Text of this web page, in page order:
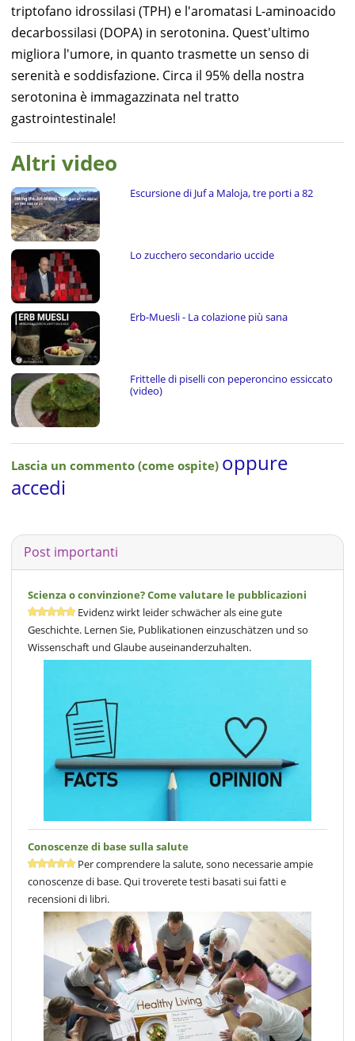
triptofano idrossilasi (TPH) e l'aromatasi L-aminoacido
decarbossilasi (DOPA) in serotonina. Quest'ultimo
migliora l'umore, in quanto trasmette un senso di
serenità e soddisfazione. Circa il 95% della nostra
serotonina è immagazzinata nel tratto
gastrointestinale!
Altri video
Escursione di Juf a Maloja, tre porti a 82
Lo zucchero secondario uccide
Erb-Muesli - La colazione più sana
Frittelle di piselli con peperoncino essiccato
(video)
Lascia un commento (come ospite) oppure
accedi
Post importanti
Scienza o convinzione? Come valutare le pubblicazioni
Evidenz wirkt leider schwächer als eine gute
Geschichte. Lernen Sie, Publikationen einzuschätzen und so
Wissenschaft und Glaube auseinanderzuhalten.
Conoscenze di base sulla salute
Per comprendere la salute, sono necessarie ampie
conoscenze di base. Qui troverete testi basati sui fatti e
recensioni di libri.